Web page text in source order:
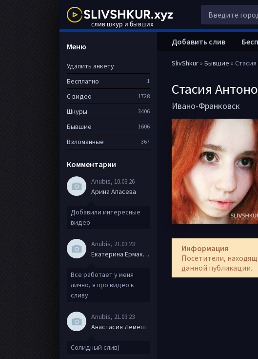
SlivShkur» Бывшие »
Стасия
Ивано-Франковск
Информация
Посетители,
данной публикации.
Добавить слив
Меню
Удалить анкету
Бесплатно
1
С видео 1728
Шкуры 3406
Бывшие 1606
Взломанные 367
Комментарии
Anubis, 10.03.26
Арина Апасева
Добавили интересные
видео
Anubis, 21.03.23
Екатерина Ермакова
Все работает у меня
лично, я про видео к
сливу.
Anubis, 21.03.23
Анастасия Лемеш
Солидный слив)